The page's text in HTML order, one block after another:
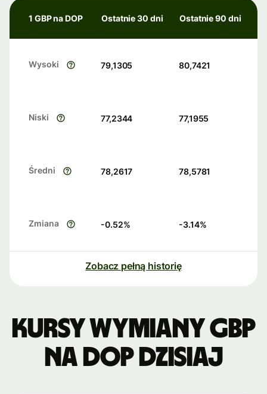
1 GBP na DOP Ostatnie 30 dni Ostatnie 90 dni
Wysoki 79,1305 80,7421
Niski 77,2344 77,1955
Średni 78,2617 78,5781
Zmiana -0.52% -3.14%
Zobacz pełną historię
Kursy wymiany GBP
na DOP dzisiaj